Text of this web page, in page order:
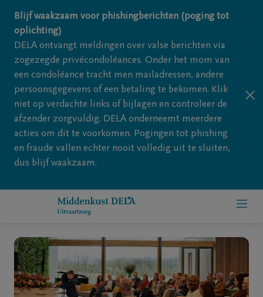
Overslaan en naar inhoud gaan
Blijf waakzaam voor phishingberichten (poging tot
oplichting)
DELA ontvangt meldingen over valse berichten via
zogezegde privécondoléances. Onder het mom van
een condoléance tracht men mailadressen, andere
persoonsgegevens of een betaling te bekomen. Klik
niet op verdachte links of bijlagen en controleer de
afzender zorgvuldig. DELA onderneemt meerdere
acties om dit te voorkomen. Pogingen tot phishing
en fraude vallen echter nooit volledig uit te sluiten,
dus blijf waakzaam.
Home